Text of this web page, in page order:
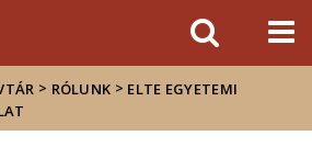
sajtóban
> RÓLUNK > ELTE EGYETEMI